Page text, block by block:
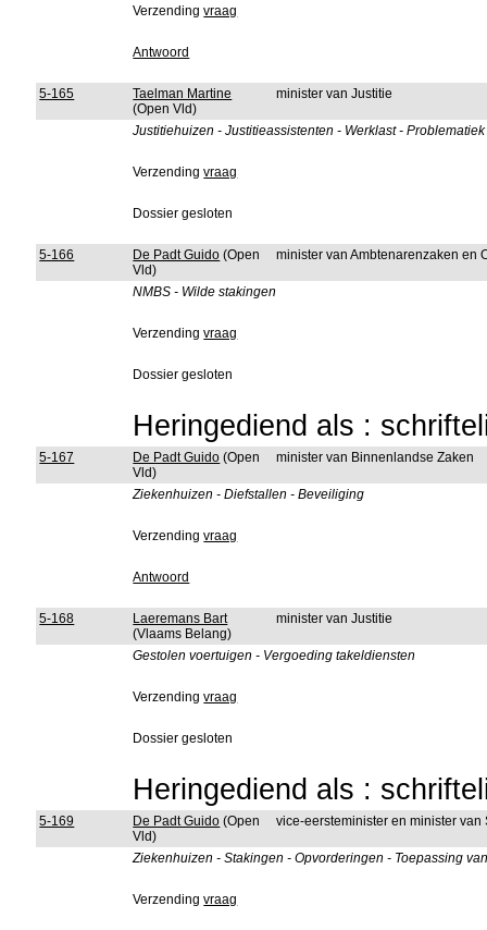
Verzendingvraag
Antwoord
5-165
Taelman Martine
(Open Vld)
minister van Justitie
Justitiehuizen - Justitieassistenten - Werklast -
Verzendingvraag
Dossier gesloten
5-166 De Padt Guido (Open
Vld)
minister van Ambtenarenzaken en
NMBS - Wilde stakingen
Verzendingvraag
Dossier gesloten
Heringediend als :
5-167 De Padt Guido (Open
Vld)
minister van Binnenlandse Zaken
Ziekenhuizen - Diefstallen - Beveiliging
Verzendingvraag
Antwoord
5-168
Laeremans Bart
(Vlaams Belang)
minister van Justitie
Gestolen voertuigen - Vergoeding takeldiensten
Verzendingvraag
Dossier gesloten
Heringediend als :
5-169 De Padt Guido (Open
Vld)
vice-eersteminister en minister
Ziekenhuizen - Stakingen - Opvorderingen - Toepassing
Verzendingvraag